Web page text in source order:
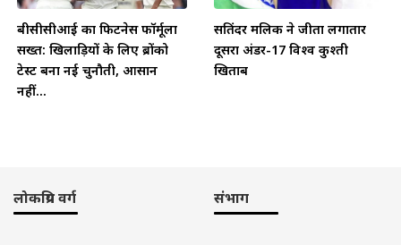
बीसीसीआई का फिटनेस फॉर्मूला
सख्त: खिलाड़ियों के लिए ब्रोंको
टेस्ट बना नई चुनौती, आसान
नहीं...
सतिंदर मलिक ने जीता लगातार
दूसरा अंडर-17 विश्व कुश्ती
खिताब
लोकप्रिय वर्ग संभाग